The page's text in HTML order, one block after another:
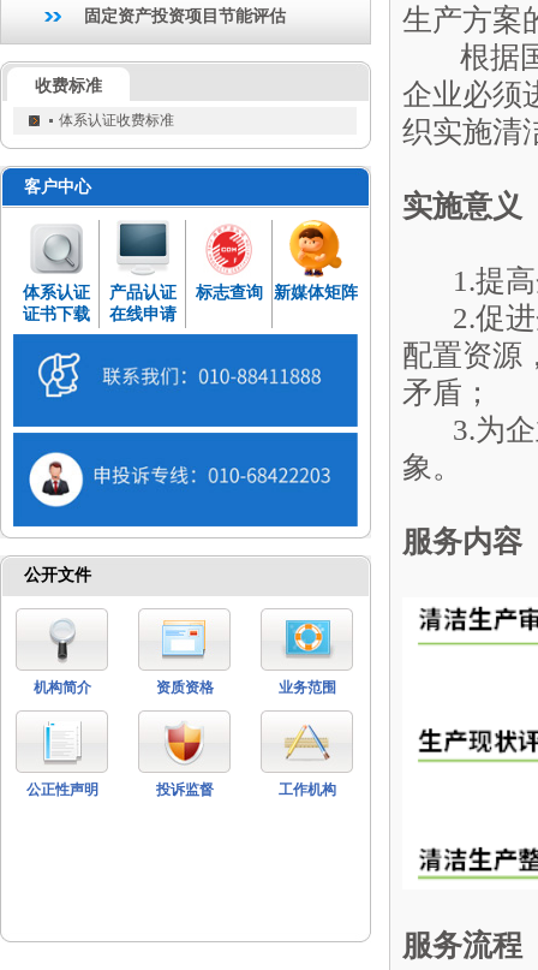
固定资产投资项目节能评估
收费标准
体系认证收费标准
客户中心
体系认证
证书下载
产品认证
在线申请
标志查询 新媒体矩阵
公开文件
机构简介 资质资格 业务范围
公正性声明 投诉监督 工作机构
生产方案
根据国
企业必须
织实施清
实施意义
1.提高
2.促进
配置资源
矛盾；
3.为企
象。
服务内容
服务流程